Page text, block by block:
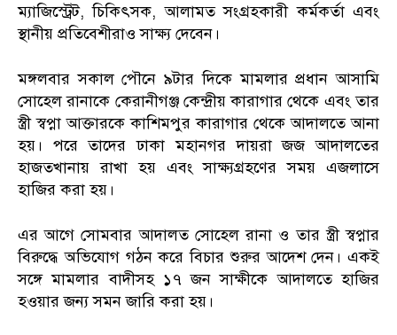
ম্যাজিস্ট্রেট, চিকিৎসক, আলামত সংগ্রহকারী কর্মকর্তা এবং
স্থানীয় প্রতিবেশীরাও সাক্ষ্য দেবেন।
মঙ্গলবার সকাল পৌনে ৯টার দিকে মামলার প্রধান আসামি
সোহেল রানাকে কেরানীগঞ্জ কেন্দ্রীয় কারাগার থেকে এবং তার
স্ত্রী স্বপ্না আক্তারকে কাশিমপুর কারাগার থেকে আদালতে আনা
হয়। পরে তাদের ঢাকা মহানগর দায়রা জজ আদালতের
হাজতখানায় রাখা হয় এবং সাক্ষ্যগ্রহণের সময় এজলাসে
হাজির করা হয়।
এর আগে সোমবার আদালত সোহেল রানা ও তার স্ত্রী স্বপ্নার
বিরুদ্ধে অভিযোগ গঠন করে বিচার শুরুর আদেশ দেন। একই
সঙ্গে মামলার বাদীসহ ১৭ জন সাক্ষীকে আদালতে হাজির
হওয়ার জন্য সমন জারি করা হয়।